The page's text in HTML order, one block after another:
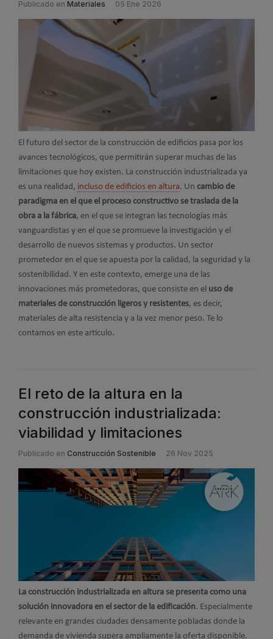
Publicado en Materiales 05 Ene 2026
El futuro del sector de la construcción de edificios pasa por los
avances tecnológicos, que permitirán superar muchas de las
limitaciones que hoy existen. La construcción industrializada ya
es una realidad, incluso de edificios en altura. Un cambio de
paradigma en el que el proceso constructivo se traslada de la
obra a la fábrica, en el que se integran las tecnologías más
vanguardistas y en el que se promueve la investigación y el
desarrollo de nuevos sistemas y productos. Un sector
prometedor en el que se apuesta por la calidad, la seguridad y la
sostenibilidad. Y en este contexto, emerge una de las
innovaciones más prometedoras, que consiste en el uso de
materiales de construcción ligeros y resistentes, es decir,
materiales de alta resistencia y a la vez menor peso. Te lo
contamos en este artículo.
El reto de la altura en la
construcción industrializada:
viabilidad y limitaciones
Publicado en Construcción Sostenible 26 Nov 2025
La construcción industrializada en altura se presenta como una
solución innovadora en el sector de la edificación. Especialmente
relevante en grandes ciudades densamente pobladas donde la
demanda de vivienda supera ampliamente la oferta disponible.